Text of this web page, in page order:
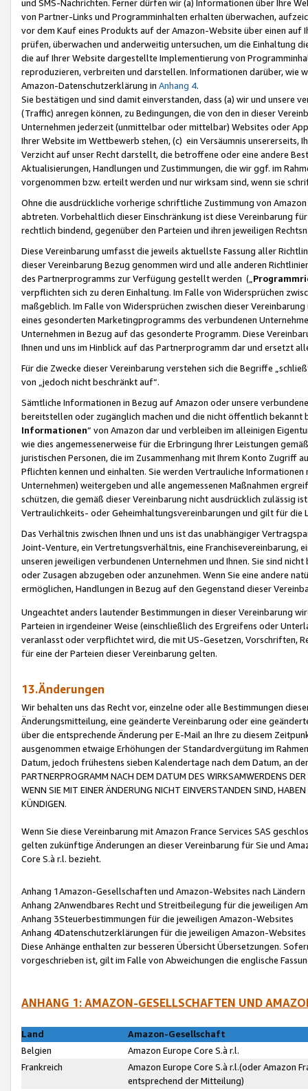
und SMS-Nachrichten. Ferner dürfen wir (a) Informationen über Ihre
von Partner-Links und Programminhalten erhalten überwachen,
vor dem Kauf eines Produkts auf der Amazon-Website über einen
prüfen, überwachen und anderweitig untersuchen, um die Einhaltung
die auf Ihrer Website dargestellte Implementierung von
reproduzieren, verbreiten und darstellen. Informationen darüber, wie
Amazon-Datenschutzerklärung in Anhang 4.
Sie bestätigen und sind damit einverstanden, dass (a) wir und
(Traffic) anregen können, zu Bedingungen, die von den in dieser
Unternehmen jederzeit (unmittelbar oder mittelbar) Websites oder
Ihrer Website im Wettbewerb stehen, (c) ein Versäumnis unsererseits,
Verzicht auf unser Recht darstellt, die betroffene oder eine andere
Aktualisierungen, Handlungen und Zustimmungen, die wir ggf. im
vorgenommen bzw. erteilt werden und nur wirksam sind, wenn sie
Ohne die ausdrückliche vorherige schriftliche Zustimmung von
abtreten. Vorbehaltlich dieser Einschränkung ist diese Vereinbarung
rechtlich bindend, gegenüber den Parteien und ihren jeweiligen
Diese Vereinbarung umfasst die jeweils aktuellste Fassung aller
dieser Vereinbarung Bezug genommen wird und alle anderen
des Partnerprogramms zur Verfügung gestellt werden („
verpflichten sich zu deren Einhaltung. Im Falle von Widersprüchen
maßgeblich. Im Falle von Widersprüchen zwischen dieser
eines gesonderten Marketingprogramms des verbundenen
Unternehmen in Bezug auf das gesonderte Programm. Diese
Ihnen und uns im Hinblick auf das Partnerprogramm dar und ersetzt
Für die Zwecke dieser Vereinbarung verstehen sich die Begriffe
von „jedoch nicht beschränkt auf“.
Sämtliche Informationen in Bezug auf Amazon oder unsere
bereitstellen oder zugänglich machen und die nicht öffentlich
Informationen“ von Amazon dar und verbleiben im alleinigen
wie dies angemessenerweise für die Erbringung Ihrer Leistungen
juristischen Personen, die im Zusammenhang mit Ihrem Konto
Pflichten kennen und einhalten. Sie werden Vertrauliche
Unternehmen) weitergeben und alle angemessenen Maßnahmen
schützen, die gemäß dieser Vereinbarung nicht ausdrücklich zulässig
Vertraulichkeits- oder Geheimhaltungsvereinbarungen und gilt für die
Das Verhältnis zwischen Ihnen und uns ist das unabhängiger
Joint-Venture, ein Vertretungsverhältnis, eine Franchisevereinbarung,
unseren jeweiligen verbundenen Unternehmen und Ihnen. Sie sind
oder Zusagen abzugeben oder anzunehmen. Wenn Sie eine andere
ermöglichen, Handlungen in Bezug auf den Gegenstand dieser
Ungeachtet anders lautender Bestimmungen in dieser Vereinbarung
Parteien in irgendeiner Weise (einschließlich des Ergreifens oder
veranlasst oder verpflichtet wird, die mit US-Gesetzen, Vorschriften,
für eine der Parteien dieser Vereinbarung gelten.
13.Änderungen
Wir behalten uns das Recht vor, einzelne oder alle Bestimmungen
Änderungsmitteilung, eine geänderte Vereinbarung oder eine
über die entsprechende Änderung per E-Mail an Ihre zu diesem
ausgenommen etwaige Erhöhungen der Standardvergütung im
Datum, jedoch frühestens sieben Kalendertage nach dem Datum, an
PARTNERPROGRAMM NACH DEM DATUM DES WIRKSAMWERDENS
WENN SIE MIT EINER ÄNDERUNG NICHT EINVERSTANDEN SIND,
KÜNDIGEN.
Wenn Sie diese Vereinbarung mit Amazon France Services SAS
gelten zukünftige Änderungen an dieser Vereinbarung für Sie und
Core S.à r.l. bezieht.
Anhang 1Amazon-Gesellschaften und Amazon-Websites nach Ländern
Anhang 2Anwendbares Recht und Streitbeilegung für die jeweiligen
Anhang 3Steuerbestimmungen für die jeweiligen Amazon-Websites
Anhang 4Datenschutzerklärungen für die jeweiligen Amazon-Websites
Diese Anhänge enthalten zur besseren Übersicht Übersetzungen.
vorgeschrieben ist, gilt im Falle von Abweichungen die englische
ANHANG 1: AMAZON-GESELLSCHAFTEN UND
Land
Amazon-Gesellschaft
Belgien
Amazon Europe Core S.à r.l.
Frankreich
Amazon Europe Core S.à r.l.(oder Amazon
entsprechend der Mitteilung)